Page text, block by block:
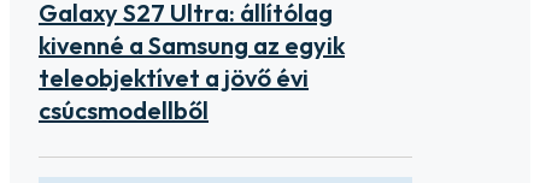
Galaxy S27 Ultra: állítólag
kivenné a Samsung az egyik
teleobjektívet a jövő évi
csúcsmodellből